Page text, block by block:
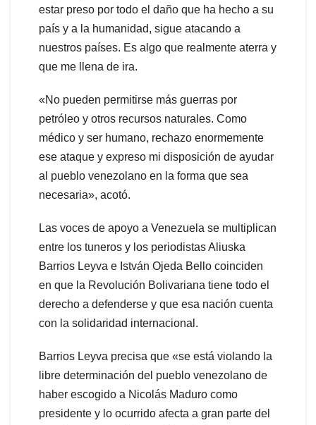
estar preso por todo el daño que ha hecho a su
país y a la humanidad, sigue atacando a
nuestros países. Es algo que realmente aterra y
que me llena de ira.
«No pueden permitirse más guerras por
petróleo y otros recursos naturales. Como
médico y ser humano, rechazo enormemente
ese ataque y expreso mi disposición de ayudar
al pueblo venezolano en la forma que sea
necesaria», acotó.
Las voces de apoyo a Venezuela se multiplican
entre los tuneros y los periodistas Aliuska
Barrios Leyva e István Ojeda Bello coinciden
en que la Revolución Bolivariana tiene todo el
derecho a defenderse y que esa nación cuenta
con la solidaridad internacional.
Barrios Leyva precisa que «se está violando la
libre determinación del pueblo venezolano de
haber escogido a Nicolás Maduro como
presidente y lo ocurrido afecta a gran parte del